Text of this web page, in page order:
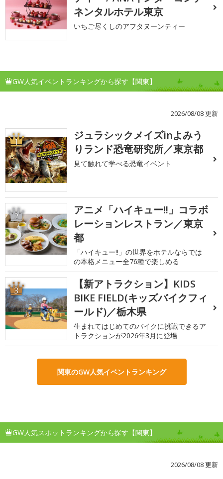
ネンタルホテル東京
いちご尽くしのアフタヌーンティー
GW人気イベントランキングから探す【関東】
2026/08/08 更新
1
ジュラシックメイズinよみう
りランド恐竜研究所／東京都
見て触れて学べる恐竜イベント
2
アニメ「ハイキュー!!」コラボ
レーションレストラン／東京
都
「ハイキュー!!」の世界をホテルならでは
の本格メニュー全76種で楽しめる
3
【新アトラクション】KIDS
BIKE FIELD(キッズバイクフィ
ールド)／栃木県
生まれてはじめてのバイクに挑戦できるア
トラクションが2026年3月に登場
関東のGW人気イベントランキング
GW人気スポットランキングから探す【関東】
2026/08/08 更新